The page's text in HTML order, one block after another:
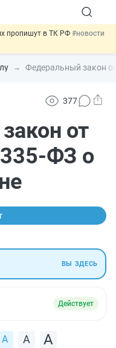
пропишут в ТК РФ #новости
документах предлагают
смс детям#новости
трудовых и ГПХ-
Федеральный закон
377
от
ФЗ о
ВЫ ЗДЕСЬ
Действует